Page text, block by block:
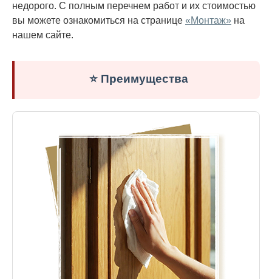
недорого. С полным перечнем работ и их стоимостью
вы можете ознакомиться на странице «Монтаж» на
нашем сайте.
⭐ Преимущества